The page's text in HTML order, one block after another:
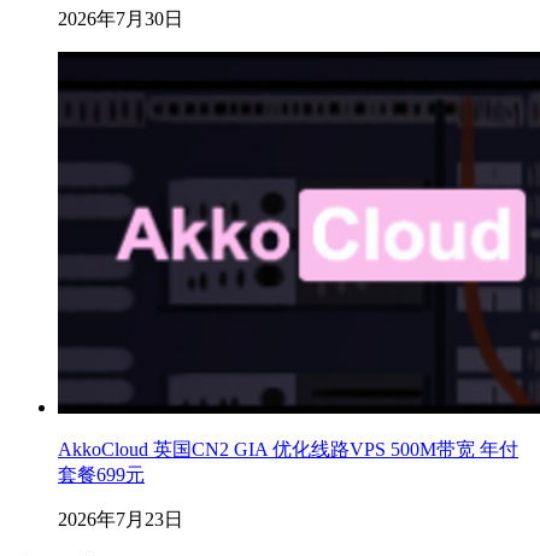
2026年7月30日
AkkoCloud 英国CN2 GIA 优化线路VPS 500M带宽 年付
套餐699元
2026年7月23日